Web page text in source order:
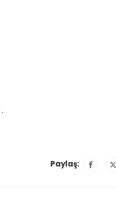
.
Paylaş: